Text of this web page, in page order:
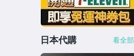
日本代購 看全部